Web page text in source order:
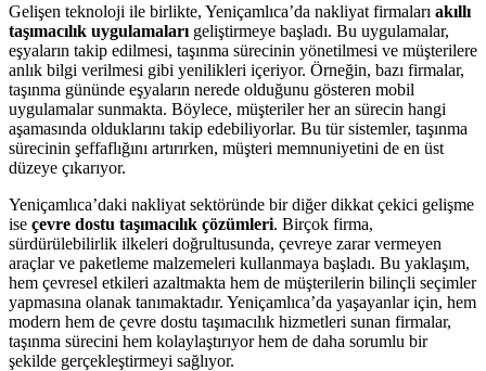
Gelişen teknoloji ile birlikte, Yeniçamlıca’da nakliyat firmaları akıllı
taşımacılık uygulamaları geliştirmeye başladı. Bu uygulamalar,
eşyaların takip edilmesi, taşınma sürecinin yönetilmesi ve müşterilere
anlık bilgi verilmesi gibi yenilikleri içeriyor. Örneğin, bazı firmalar,
taşınma gününde eşyaların nerede olduğunu gösteren mobil
uygulamalar sunmakta. Böylece, müşteriler her an sürecin hangi
aşamasında olduklarını takip edebiliyorlar. Bu tür sistemler, taşınma
sürecinin şeffaflığını artırırken, müşteri memnuniyetini de en üst
düzeye çıkarıyor.
Yeniçamlıca’daki nakliyat sektöründe bir diğer dikkat çekici gelişme
ise çevre dostu taşımacılık çözümleri. Birçok firma,
sürdürülebilirlik ilkeleri doğrultusunda, çevreye zarar vermeyen
araçlar ve paketleme malzemeleri kullanmaya başladı. Bu yaklaşım,
hem çevresel etkileri azaltmakta hem de müşterilerin bilinçli seçimler
yapmasına olanak tanımaktadır. Yeniçamlıca’da yaşayanlar için, hem
modern hem de çevre dostu taşımacılık hizmetleri sunan firmalar,
taşınma sürecini hem kolaylaştırıyor hem de daha sorumlu bir
şekilde gerçekleştirmeyi sağlıyor.